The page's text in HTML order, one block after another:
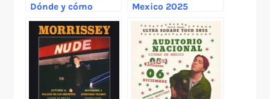
Dónde y cómo
adquirir tus boletos
Mexico 2025